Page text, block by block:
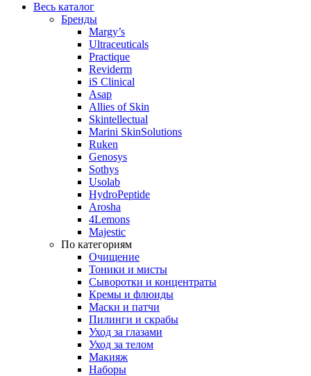
Весь каталог
Бренды
Margy’s
Ultraceuticals
Practique
Reviderm
iS Clinical
Asap
Allies of Skin
Skintellectual
Marini SkinSolutions
Ruken
Genosys
Sothys
Usolab
HydroPeptide
Arosha
4Lemons
Majestic
По категориям
Очищение
Тоники и мисты
Сыворотки и концентраты
Кремы и флюиды
Маски и патчи
Пилинги и скрабы
Уход за глазами
Уход за телом
Макияж
Наборы